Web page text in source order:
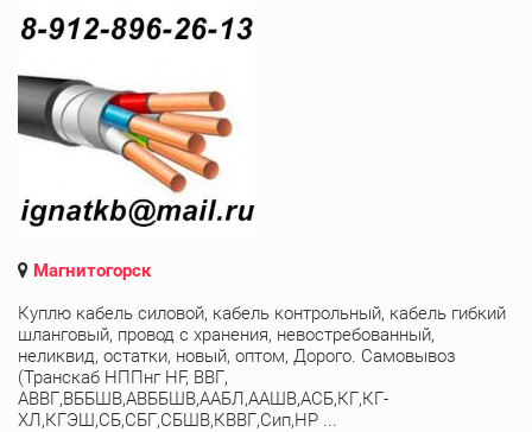
Магнитогорск
Куплю кабель силовой, кабель контрольный, кабель гибкий
шланговый, провод с хранения, невостребованный,
неликвид, остатки, новый, оптом, Дорого. Самовывоз
(Транскаб НППнг HF, ВВГ,
АВВГ,ВББШВ,АВББШВ,ААБЛ,ААШВ,АСБ,КГ,КГ-
ХЛ,КГЭШ,СБ,СБГ,СБШВ,КВВГ,Сип,НР ...